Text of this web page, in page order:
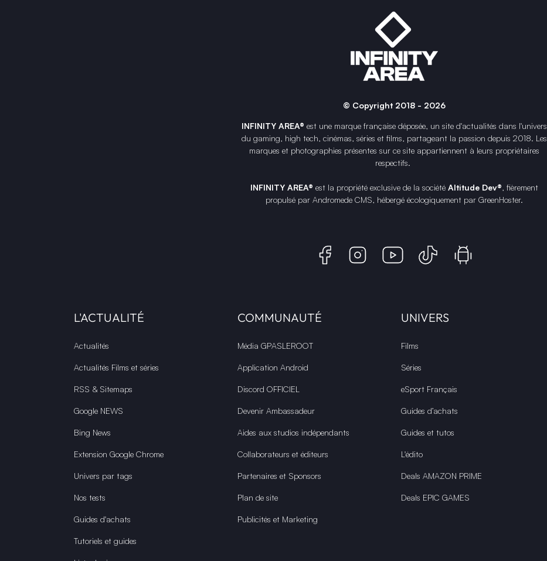
© Copyright 2018 - 2026
INFINITY AREA® est une marque françaisedéposée, un site d'actualités dans l'univers
du gaming, high tech, cinémas, séries et films, partageant la passion depuis 2018. Les
marques et photographies présentes sur ce site appartiennent à leurs propriétaires
respectifs.
INFINITY AREA® est la propriété exclusive de la société Altitude Dev®, fièrement
propulsé par Andromede CMS, hébergé écologiquement par GreenHoster.
L'ACTUALITÉ
Actualités
Actualités Films et séries
RSS & Sitemaps
Google NEWS
Bing News
Extension Google Chrome
Univers par tags
Nos tests
Guides d'achats
Tutoriels et guides
COMMUNAUTÉ
Média GPASLEROOT
Application Android
Discord OFFICIEL
Devenir Ambassadeur
Aides aux studios indépendants
Collaborateurs et éditeurs
Partenaires et Sponsors
Plan de site
Publicités et Marketing
UNIVERS
Films
Séries
eSport Français
Guides d’achats
Guides et tutos
L'édito
Deals AMAZON PRIME
Deals EPIC GAMES